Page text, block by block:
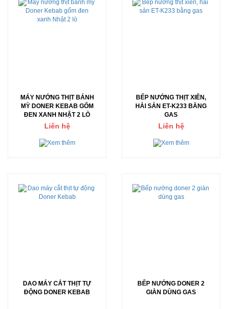
MÁY NƯỚNG THỊT BÁNH
MỲ DONER KEBAB GỐM
ĐEN XANH NHẬT 2 LÒ
Liên hệ
BẾP NƯỚNG THỊT XIÊN,
HẢI SẢN ET-K233 BẰNG
GAS
Liên hệ
DAO MÁY CẮT THỊT TỰ
ĐỘNG DONER KEBAB
BẾP NƯỚNG DONER 2
GIÀN DÙNG GAS